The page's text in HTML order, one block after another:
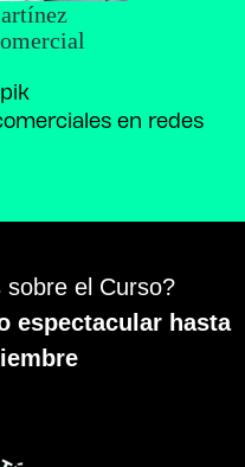
en redes
el Curso?
espectacular hasta